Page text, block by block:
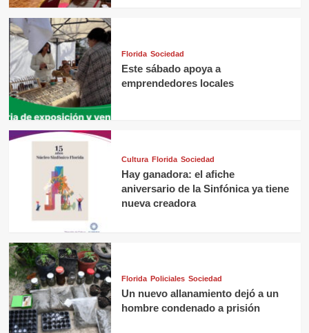
Florida Sociedad
Este sábado apoya a
emprendedores locales
Cultura Florida Sociedad
Hay ganadora: el afiche
aniversario de la Sinfónica ya tiene
nueva creadora
Florida Policiales Sociedad
Un nuevo allanamiento dejó a un
hombre condenado a prisión